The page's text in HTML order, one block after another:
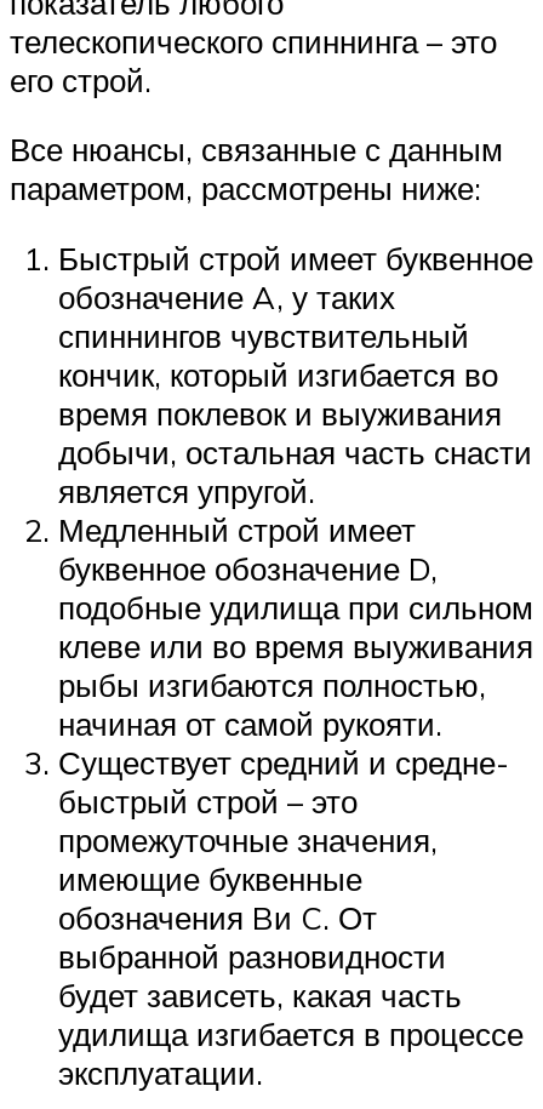
телескопического спиннинга – это
его строй.
Все нюансы, связанные с данным
параметром, рассмотрены ниже:
Быстрый строй имеет буквенное
обозначение A, у таких
спиннингов чувствительный
кончик, который изгибается во
время поклевок и выуживания
добычи, остальная часть снасти
является упругой.
Медленный строй имеет
буквенное обозначение D,
подобные удилища при сильном
клеве или во время выуживания
рыбы изгибаются полностью,
начиная от самой рукояти.
Существует средний и средне-
быстрый строй – это
промежуточные значения,
имеющие буквенные
обозначения Bи C. От
выбранной разновидности
будет зависеть, какая часть
удилища изгибается в процессе
эксплуатации.